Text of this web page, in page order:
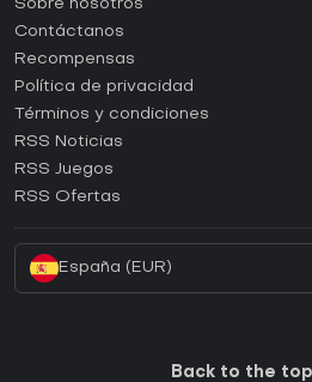
Guías y tutoriales
¿Cómo activar una CD Key de
¿Cómo activar una CD Key de Epic
¿Cómo activar una CD Key de
¿Cómo activar una CD Key de
Sobre nosotros
Contáctanos
Recompensas
Política de privacidad
Términos y condiciones
RSS Noticias
RSS Juegos
RSS Ofertas
España (EUR)
Back to the top